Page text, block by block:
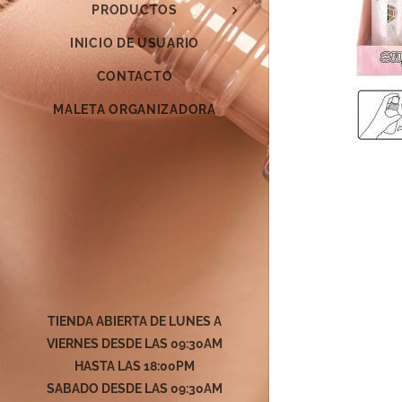
PRODUCTOS
INICIO DE USUARIO
CONTACTO
MALETA ORGANIZADORA
TIENDA ABIERTA DE LUNES A
VIERNES DESDE LAS 09:30AM
HASTA LAS 18:00PM
SABADO DESDE LAS 09:30AM